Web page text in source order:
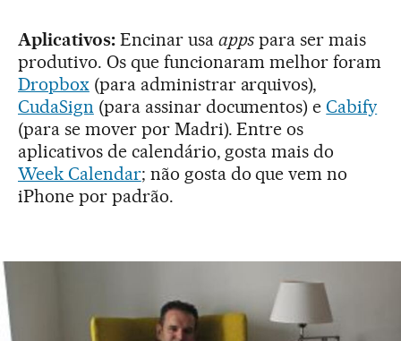
Aplicativos:Encinar usa apps para ser mais
produtivo. Os que funcionaram melhor foram
Dropbox(para administrar arquivos),
CudaSign (para assinar documentos) eCabify
(para se mover por Madri). Entre os
aplicativos de calendário, gosta mais do
Week Calendar; não gosta do que vem no
iPhone por padrão.